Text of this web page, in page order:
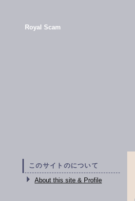
Royal Scam
このサイトのについて
About this site & Profile